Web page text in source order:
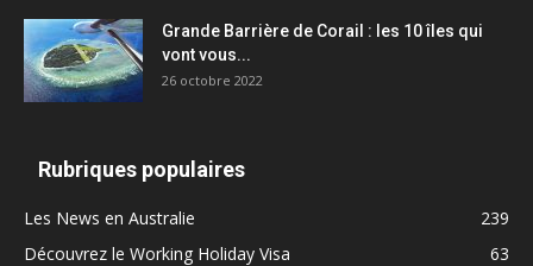
Grande Barrière de Corail : les 10 îles qui
vont vous...
26 octobre 2022
Rubriques populaires
Les News en Australie
239
Découvrez le Working Holiday Visa
63